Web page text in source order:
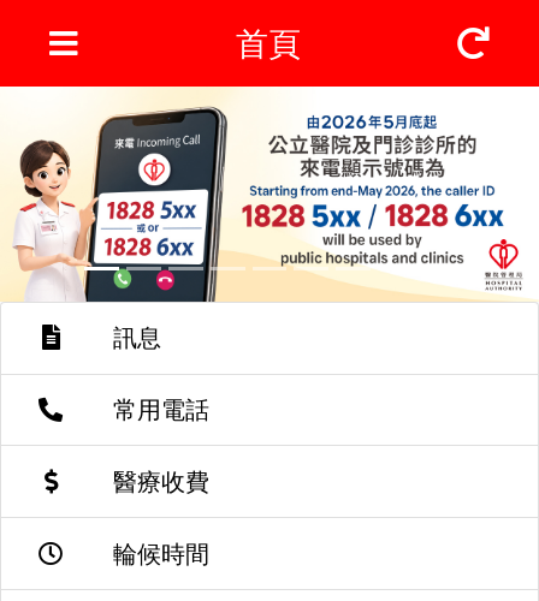
首頁
訊息
常用電話
醫療收費
輪候時間